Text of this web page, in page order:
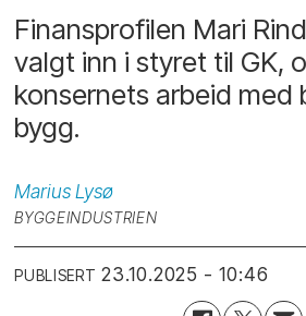
Finansprofilen Mari
valgt inn i styret til GK,
konsernets arbeid
bygg.
Marius Lysø
BYGGEINDUSTRIEN
PUBLISERT 23.10.2025 - 10:46